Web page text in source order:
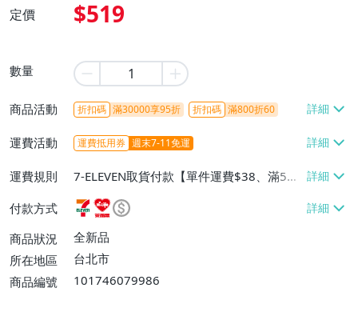
定價 $519
數量
商品活動 折扣碼 滿30000享95折 折扣碼 滿800折60
運費活動 運費抵用券 週末7-11免運
運費規則
7-ELEVEN取貨付款【單件運費$38、滿5件
或消費滿$1298免運費】、7-ELEVEN取貨
不付款【免運費】、萊爾富取貨付款【單件
運費$60、滿5件或消費滿$1298免運
費】、宅配/貨運【單件運費$120、滿5件
付款方式
商品狀況
全新品
所在地區
台北市
商品編號
101746079986